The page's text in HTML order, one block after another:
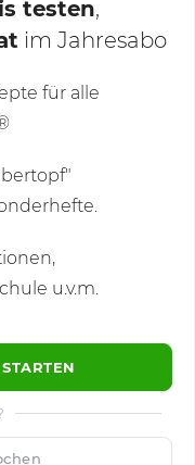
testen,
im Jahresabo
für alle
u.v.m.
Speichern